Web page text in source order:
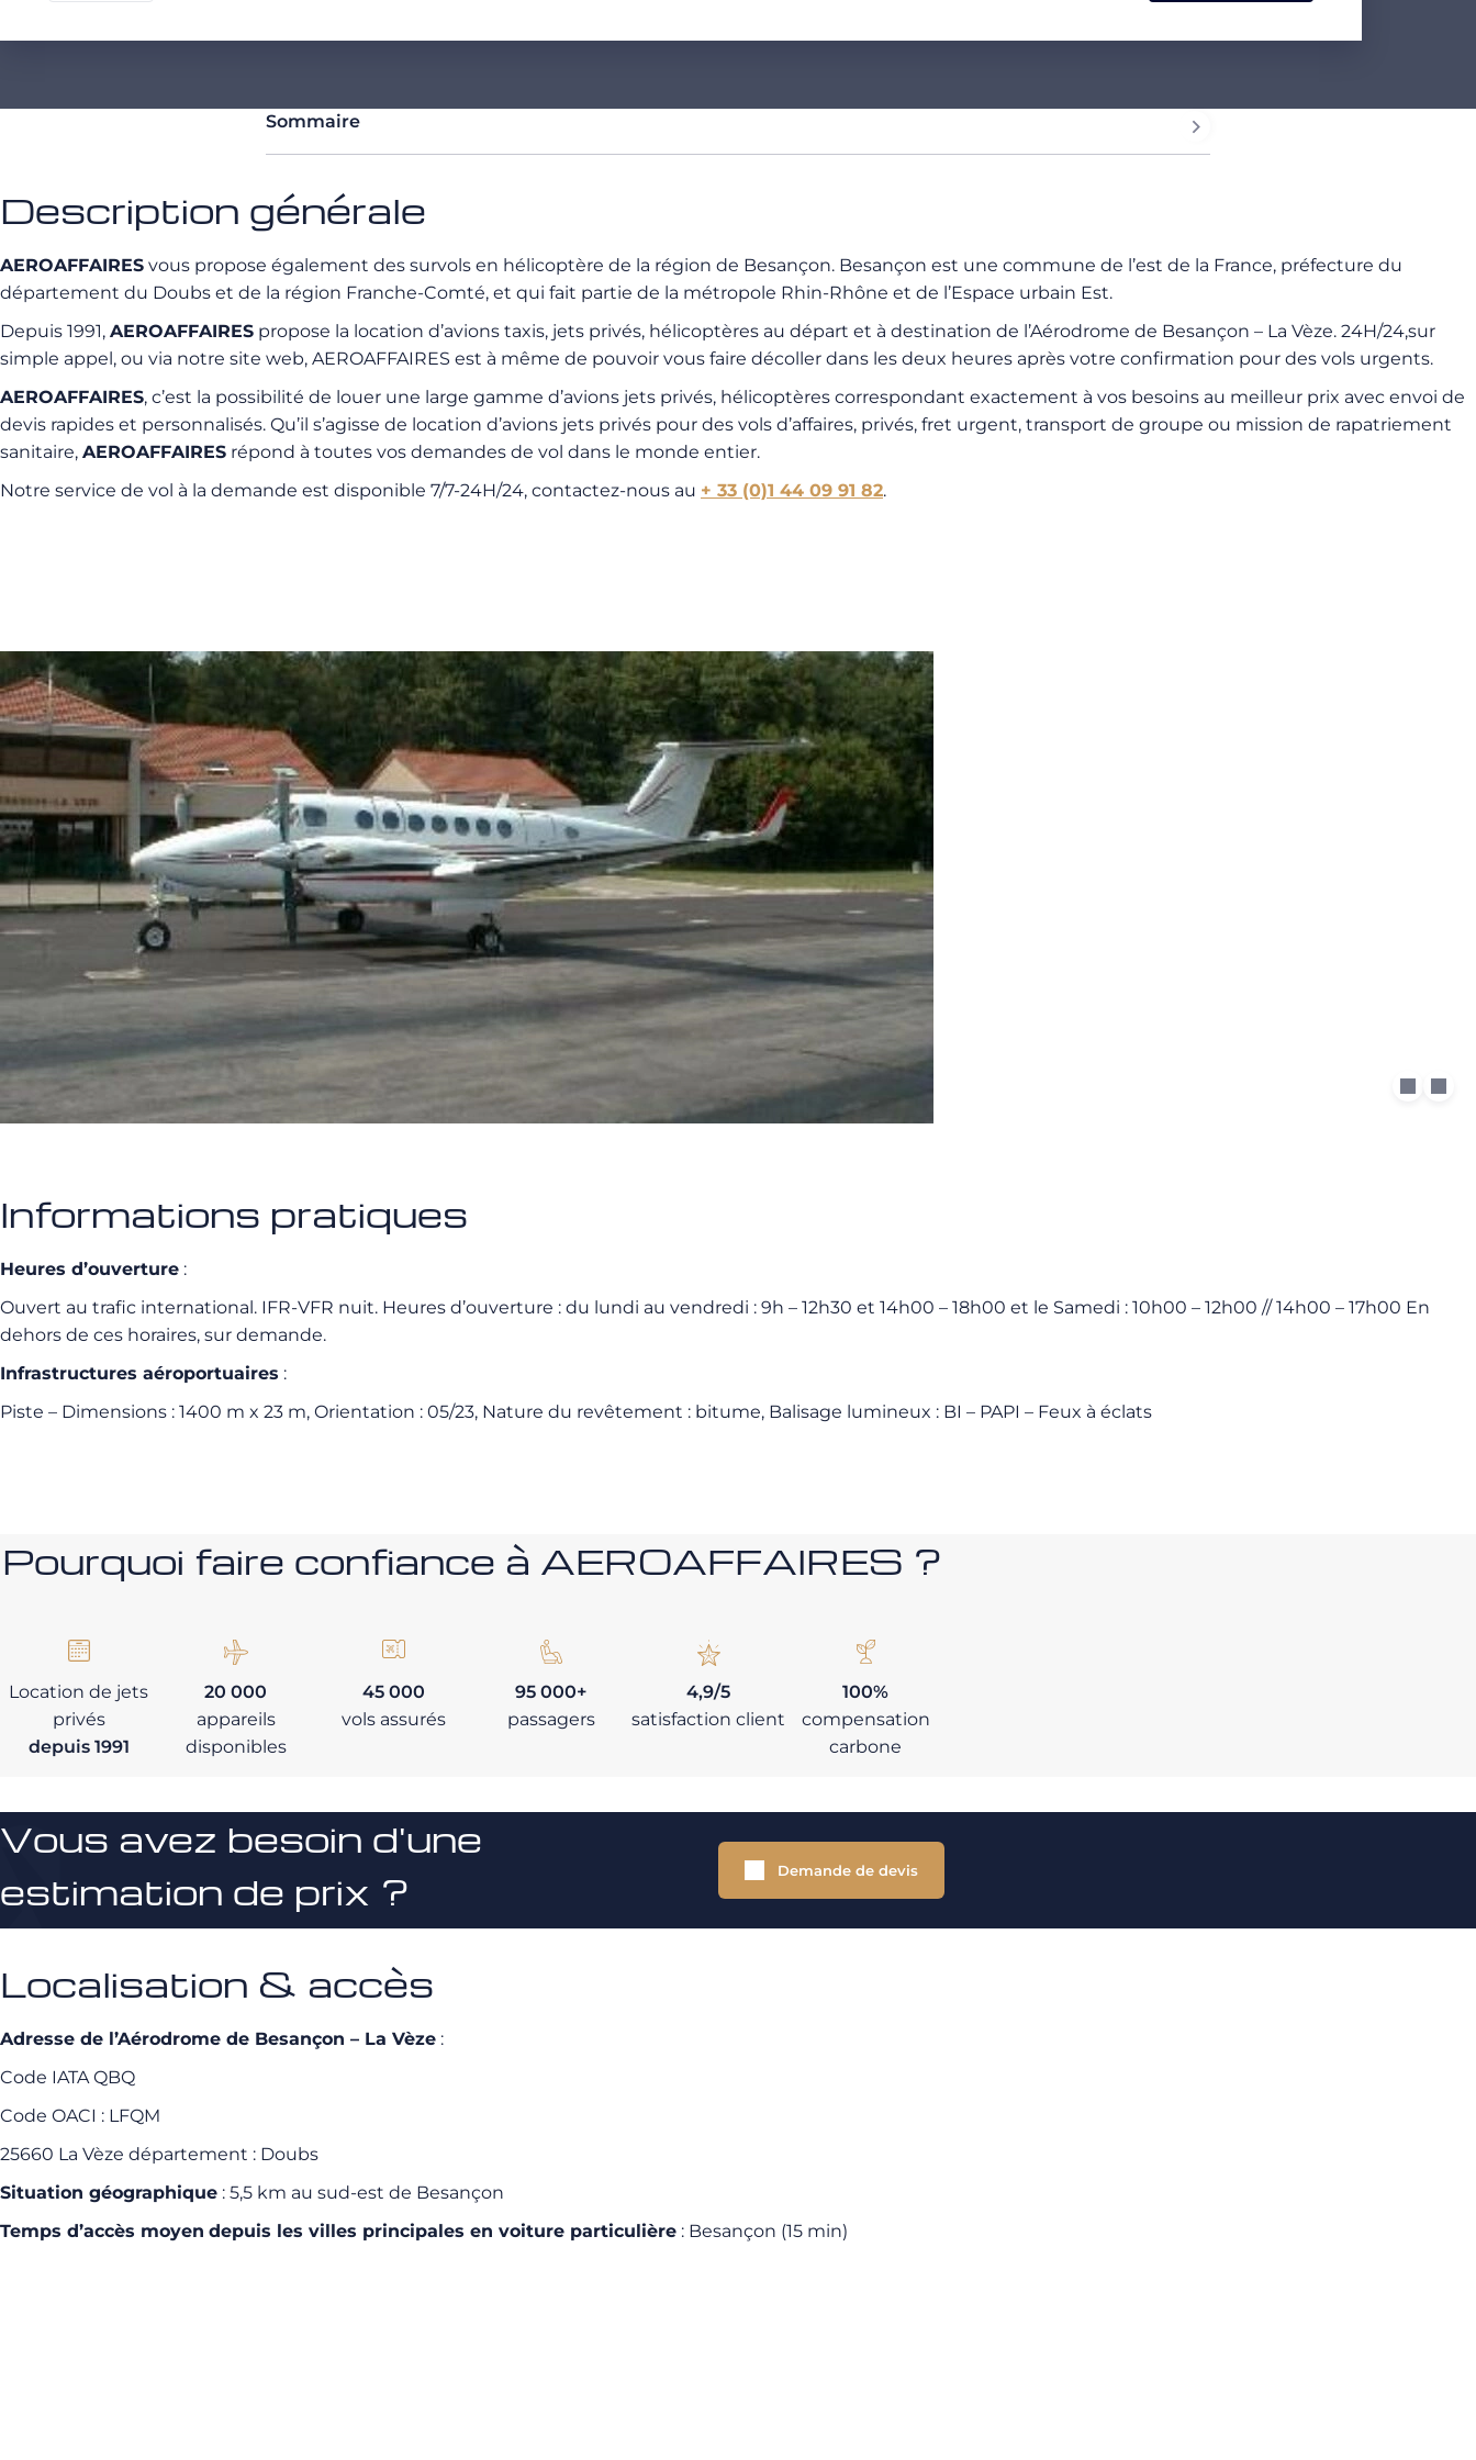
Sommaire
Description générale
AEROAFFAIRES vous propose également des survols en hélicoptère de la région de Besançon. Besançon est une commune de l’est de la France, préfecture du
département du Doubs et de la région Franche-Comté, et qui fait partie de la métropole Rhin-Rhône et de l’Espace urbain Est.
Depuis 1991, AEROAFFAIRES propose la location d’avions taxis, jets privés, hélicoptères au départ et à destination de l’Aérodrome de Besançon – La Vèze. 24H/24,sur
simple appel, ou via notre site web, AEROAFFAIRES est à même de pouvoir vous faire décoller dans les deux heures après votre confirmation pour des vols urgents.
AEROAFFAIRES, c’est la possibilité de louer une large gamme d’avions jets privés, hélicoptères correspondant exactement à vos besoins au meilleur prix avec envoi de
devis rapides et personnalisés. Qu’il s’agisse de location d’avions jets privés pour des vols d’affaires, privés, fret urgent, transport de groupe ou mission de rapatriement
sanitaire, AEROAFFAIRES répond à toutes vos demandes de vol dans le monde entier.
Notre service de vol à la demande est disponible 7/7-24H/24, contactez-nous au + 33 (0)1 44 09 91 82.
Informations pratiques
Heures d’ouverture :
Ouvert au trafic international. IFR-VFR nuit. Heures d’ouverture : du lundi au vendredi : 9h – 12h30 et 14h00 – 18h00 et le Samedi : 10h00 – 12h00 // 14h00 – 17h00 En
dehors de ces horaires, sur demande.
Infrastructures aéroportuaires :
Piste – Dimensions : 1400 m x 23 m, Orientation : 05/23, Nature du revêtement : bitume, Balisage lumineux : BI – PAPI – Feux à éclats
Pourquoi faire confiance à AEROAFFAIRES ?
Location de jets
privés
depuis 1991
20 000
appareils
disponibles
45 000
vols assurés
95 000+
passagers
4,9/5
satisfaction client
100%
compensation
carbone
Vous avez besoin d'une
estimation de prix ?
Demande de devis
Localisation & accès
Adresse de l’Aérodrome de Besançon – La Vèze :
Code IATA QBQ
Code OACI : LFQM
25660 La Vèze département : Doubs
Situation géographique : 5,5 km au sud-est de Besançon
Temps d’accès moyen depuis les villes principales en voiture particulière : Besançon (15 min)